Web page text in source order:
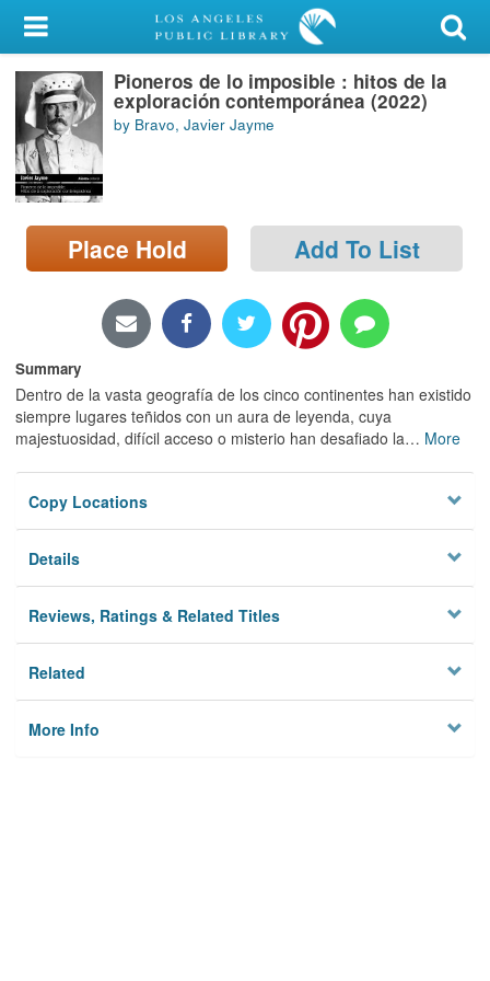
My Account
Library Card
Sign In
Search
Locations/Hours (external
page)
Pioneros de lo imposible : hitos de la
exploración contemporánea (2022)
by Bravo, Javier Jayme
Place Hold Add To List
Summary
Dentro de la vasta geografía de los cinco continentes han existido
siempre lugares teñidos con un aura de leyenda, cuya
majestuosidad, difícil acceso o misterio han desafiado la… More
Copy Locations
Details
Reviews, Ratings & Related Titles
Related
More Info